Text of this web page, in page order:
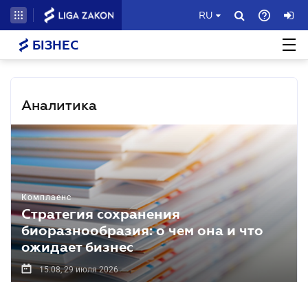
RU
БІЗНЕС
Аналитика
Комплаенс
Стратегия сохранения
биоразнообразия: о чем она и что
ожидает бизнес
15.08, 29 июля 2026